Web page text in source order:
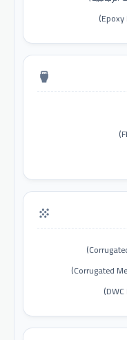
settings_input_hdmi
grain